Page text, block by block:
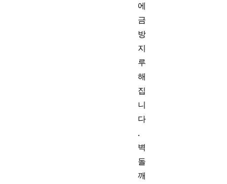
에
금
방
지
루
해
집
니
다
.
벽
돌
깨